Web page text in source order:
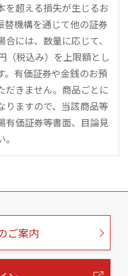
を超える損失が生じるお
替機構を通じて他の証券
には、数量に応じて、
（税込み）を上限額とし
。有価証券や金銭のお預
だきません。商品ごとに
りますので、当該商品等
有価証券等書面、目論見
ご案内